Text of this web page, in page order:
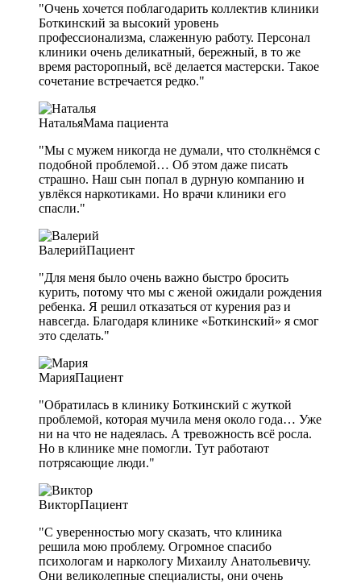
"Очень хочется поблагодарить коллектив клиники
Боткинский за высокий уровень
профессионализма, слаженную работу. Персонал
клиники очень деликатный, бережный, в то же
время расторопный, всё делается мастерски. Такое
сочетание встречается редко."
НатальяМама пациента
"Мы с мужем никогда не думали, что столкнёмся с
подобной проблемой… Об этом даже писать
страшно. Наш сын попал в дурную компанию и
увлёкся наркотиками. Но врачи клиники его
спасли."
ВалерийПациент
"Для меня было очень важно быстро бросить
курить, потому что мы с женой ожидали рождения
ребенка. Я решил отказаться от курения раз и
навсегда. Благодаря клинике «Боткинский» я смог
это сделать."
МарияПациент
"Обратилась в клинику Боткинский с жуткой
проблемой, которая мучила меня около года… Уже
ни на что не надеялась. А тревожность всё росла.
Но в клинике мне помогли. Тут работают
потрясающие люди."
ВикторПациент
"С уверенностью могу сказать, что клиника
решила мою проблему. Огромное спасибо
психологам и наркологу Михаилу Анатольевичу.
Они великолепные специалисты, они очень